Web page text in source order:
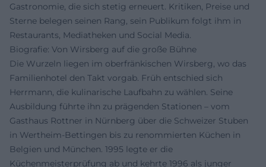
Gastronomie, die sich stetig erneuert. Kritiken, Preise und
Sterne belegen seinen Rang, sein Publikum folgt ihm in
Restaurants, Mediatheken und Social Media.
Biografie: Von Wirsberg auf die große Bühne
Die Wurzeln liegen im oberfränkischen Wirsberg, wo das
Familienhotel den Takt vorgab. Früh entschied sich
Herrmann, die kulinarische Laufbahn zu wählen. Seine
Ausbildung führte ihn zu prägenden Stationen – vom
Gasthaus Rottner in Nürnberg über die Schweizer Stuben
in Wertheim-Bettingen bis zu renommierten Küchen in
Belgien und München. 1995 legte er die
Küchenmeisterprüfung ab und kehrte 1996 als junger